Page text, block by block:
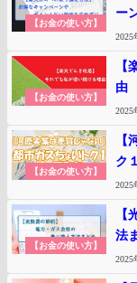
【お金の使い方】
ー
2025
【お金の使い方】
由
2025
【お金の使い方】
ク
2025
【お金の使い方】
法
2025